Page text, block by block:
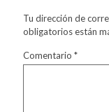
Tu dirección de
obligatorios están
Comentario *